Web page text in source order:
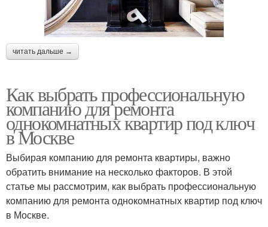
читать дальше →
Как выбрать профессиональную
компанию для ремонта
однокомнатных квартир под ключ
в Москве
Выбирая компанию для ремонта квартиры, важно
обратить внимание на несколько факторов. В этой
статье мы рассмотрим, как выбрать профессиональную
компанию для ремонта однокомнатных квартир под ключ
в Москве.